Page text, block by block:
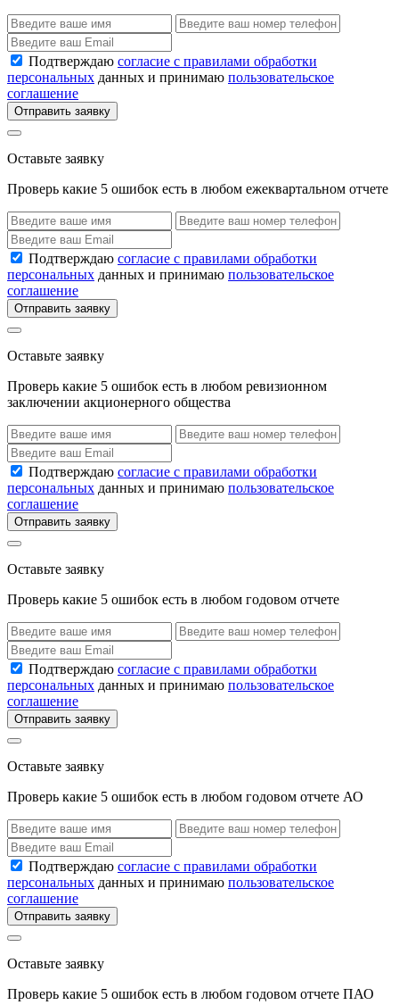
Подтверждаю согласие с правилами обработки
персональных данных и принимаю пользовательское
соглашение
Отправить заявку
Оставьте заявку
Проверь какие 5 ошибок есть в любом ежеквартальном отчете
Подтверждаю согласие с правилами обработки
персональных данных и принимаю пользовательское
соглашение
Отправить заявку
Оставьте заявку
Проверь какие 5 ошибок есть в любом ревизионном
заключении акционерного общества
Подтверждаю согласие с правилами обработки
персональных данных и принимаю пользовательское
соглашение
Отправить заявку
Оставьте заявку
Проверь какие 5 ошибок есть в любом годовом отчете
Подтверждаю согласие с правилами обработки
персональных данных и принимаю пользовательское
соглашение
Отправить заявку
Оставьте заявку
Проверь какие 5 ошибок есть в любом годовом отчете АО
Подтверждаю согласие с правилами обработки
персональных данных и принимаю пользовательское
соглашение
Отправить заявку
Оставьте заявку
Проверь какие 5 ошибок есть в любом годовом отчете ПАО